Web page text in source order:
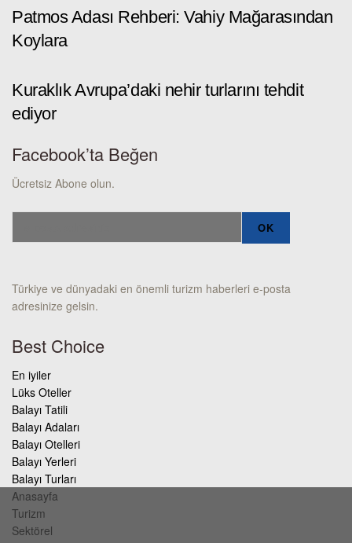
Patmos Adası Rehberi: Vahiy Mağarasından
Koylara
Kuraklık Avrupa’daki nehir turlarını tehdit
ediyor
Facebook’ta Beğen
Ücretsiz Abone olun.
Türkiye ve dünyadaki en önemli turizm haberleri e-posta
adresinize gelsin.
Best Choice
En iyiler
Lüks Oteller
Balayı Tatili
Balayı Adaları
Balayı Otelleri
Balayı Yerleri
Balayı Turları
Anasayfa
Turizm
Sektörel